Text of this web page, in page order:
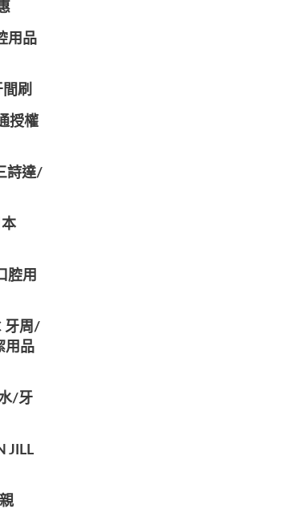
用品
間刷
授權
詩達/
腔用
牙周/
用品
/牙
JILL